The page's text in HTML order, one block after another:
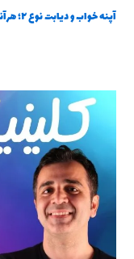
آپنه خواب و دیابت نوع ۲؛ هرآنچه باید درباره رابطه پنهان و پرخطر آن‌ها بدانید!